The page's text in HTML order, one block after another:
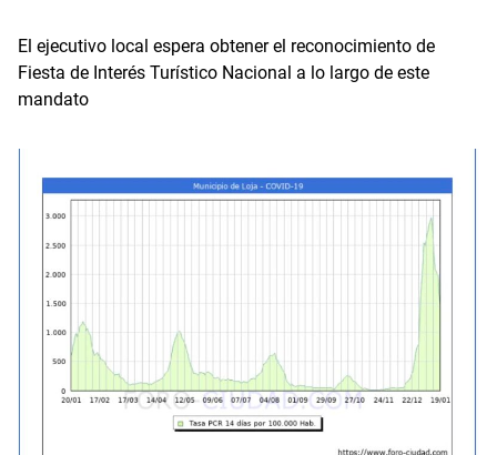
El ejecutivo local espera obtener el reconocimiento de
Fiesta de Interés Turístico Nacional a lo largo de este
mandato